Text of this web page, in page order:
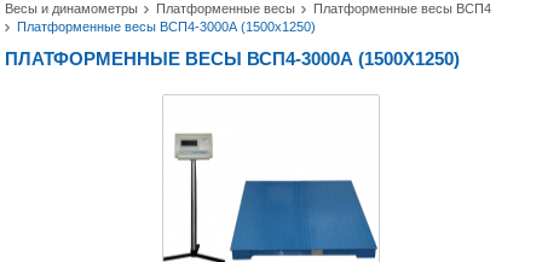
Весы и динамометры Платформенные весы
Платформенные весы ВСП4
Платформенные весы ВСП4-3000А (1500x1250)
ПЛАТФОРМЕННЫЕ ВЕСЫ ВСП4-3000А (1500X1250)